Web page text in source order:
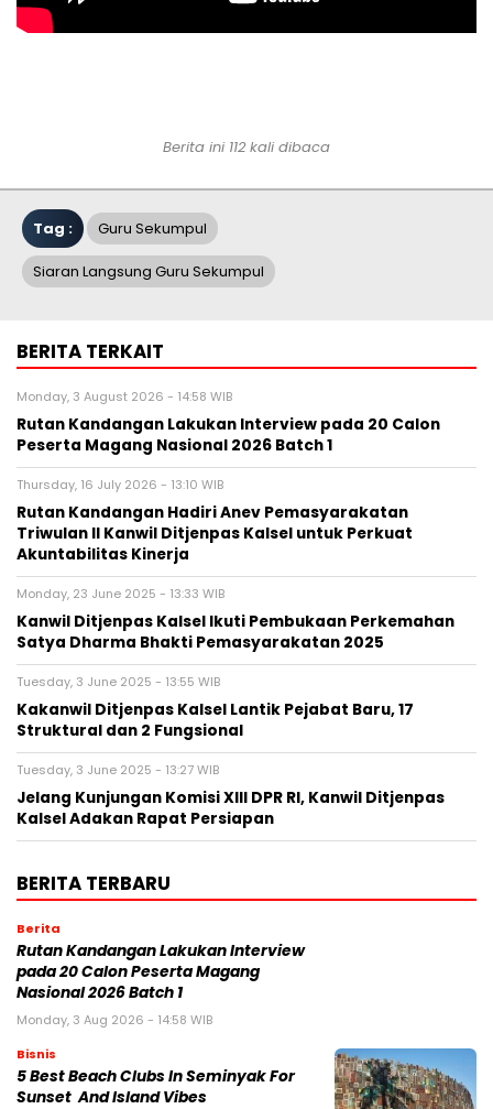
Berita ini 112 kali dibaca
Tag : Guru Sekumpul
Siaran Langsung Guru Sekumpul
BERITA TERKAIT
Monday, 3 August 2026 - 14:58 WIB
Rutan Kandangan Lakukan Interview pada 20 Calon
Peserta Magang Nasional 2026 Batch 1
Thursday, 16 July 2026 - 13:10 WIB
Rutan Kandangan Hadiri Anev Pemasyarakatan
Triwulan II Kanwil Ditjenpas Kalsel untuk Perkuat
Akuntabilitas Kinerja
Monday, 23 June 2025 - 13:33 WIB
Kanwil Ditjenpas Kalsel Ikuti Pembukaan Perkemahan
Satya Dharma Bhakti Pemasyarakatan 2025
Tuesday, 3 June 2025 - 13:55 WIB
Kakanwil Ditjenpas Kalsel Lantik Pejabat Baru, 17
Struktural dan 2 Fungsional
Tuesday, 3 June 2025 - 13:27 WIB
Jelang Kunjungan Komisi XIII DPR RI, Kanwil Ditjenpas
Kalsel Adakan Rapat Persiapan
BERITA TERBARU
Berita
Rutan Kandangan Lakukan Interview
pada 20 Calon Peserta Magang
Nasional 2026 Batch 1
Monday, 3 Aug 2026 - 14:58 WIB
Bisnis
5 Best Beach Clubs In Seminyak For
Sunset And Island Vibes